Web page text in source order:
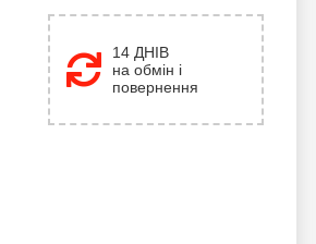
14 ДНІВ
на обмін і
повернення